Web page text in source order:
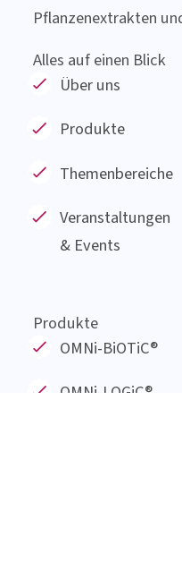
RUND UM DIE
Das Institut
Januar 1991
seit 30 Jahren mit
Pflanzenextrakten
Über uns